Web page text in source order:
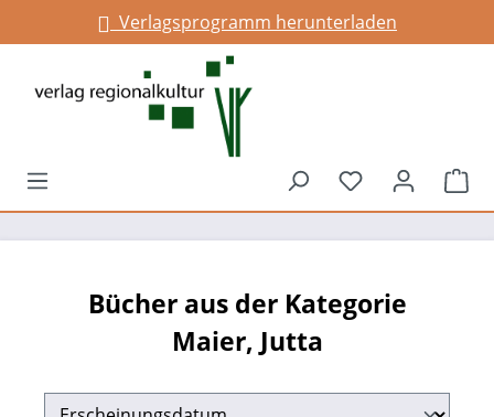
springenVerlagsprogramm herunterladen
Infos für Gemeinden
Du hast 0
Bücher aus der Kategorie
Maier, Jutta